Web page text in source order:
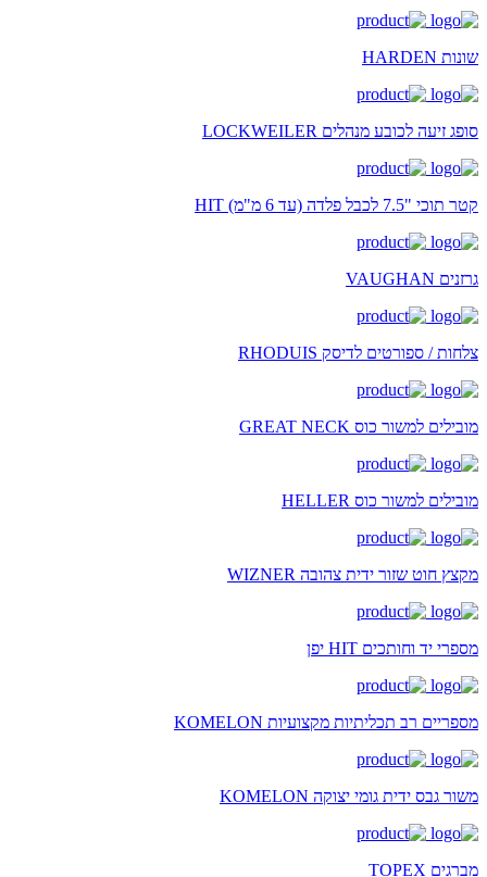
שונות HARDEN
סופג זיעה לכובע מנהלים LOCKWEILER
קטר תוכי "7.5 לכבל פלדה (עד 6 מ"מ) HIT
גרזנים VAUGHAN
צלחות / ספורטים לדיסק RHODUIS
מובילים למשור כוס GREAT NECK
מובילים למשור כוס HELLER
מקצץ חוט שזור ידית צהובה WIZNER
מספרי יד וחותכים HIT יפן
מספריים רב תכליתיות מקצועיות KOMELON
משור גבס ידית גומי יצוקה KOMELON
מברגים TOPEX